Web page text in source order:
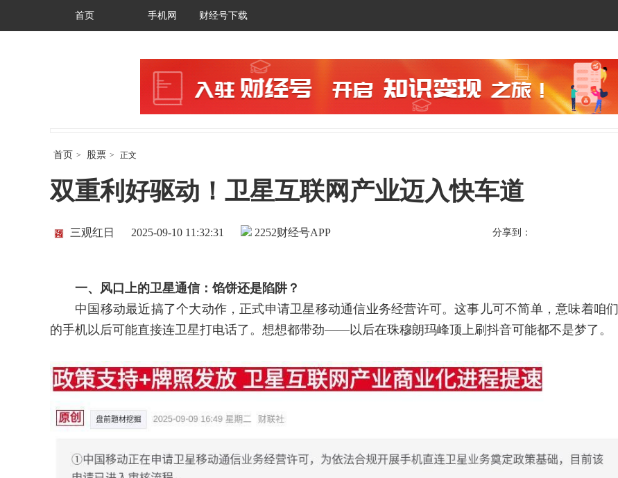
首页 手机网 财经号下载
首页 > 股票 > 正文
双重利好驱动！卫星互联网产业迈入快车道
财经号APP
三观红日 2025-09-10 11:32:31 2252 分享到：
一、风口上的卫星通信：馅饼还是陷阱？
中国移动最近搞了个大动作，正式申请卫星移动通信业务经营许可。这事儿可不简单，意味着咱们
的手机以后可能直接连卫星打电话了。想想都带劲——以后在珠穆朗玛峰顶上刷抖音可能都不是梦了。